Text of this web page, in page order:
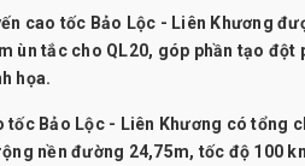
cao tốc Bảo Lộc - Liên Khương
ùn tắc cho QL20, góp phần tạo đột
họa.
tốc Bảo Lộc - Liên Khương có tổng
nền đường 24,75m, tốc độ 100